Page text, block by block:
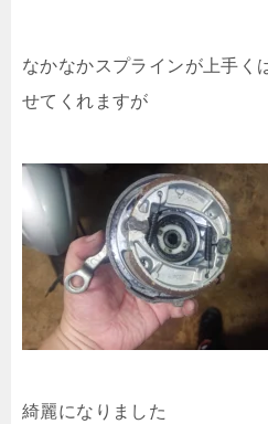
なかなかスプラインが上手く
せてくれますが
綺麗になりました